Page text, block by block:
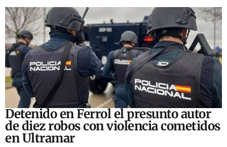
Detenido en Ferrol el presunto autor
de diez robos con violencia cometidos
en Ultramar